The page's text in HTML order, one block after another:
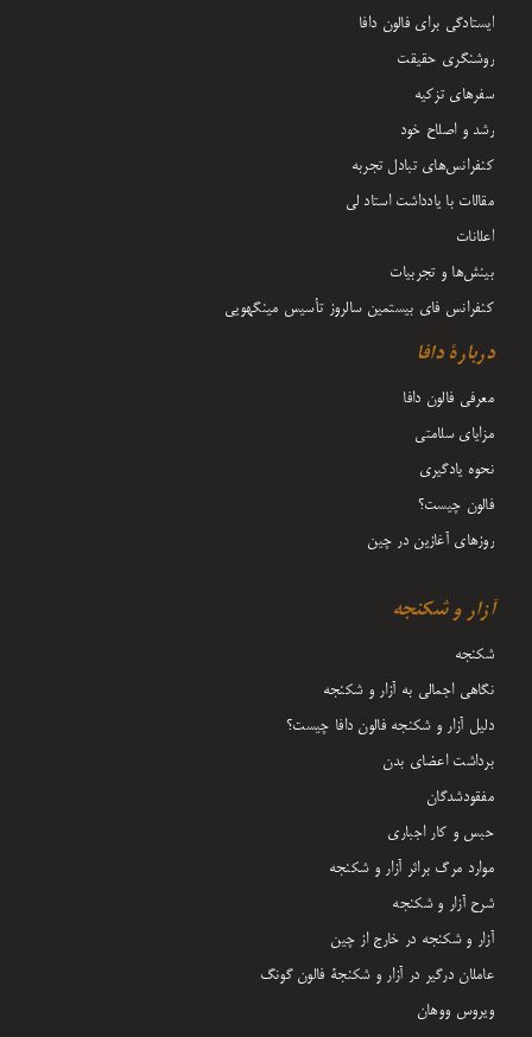
ایستادگی برای فالون دافا
روشنگری حقیقت
سفرهای تزکیه
رشد و اصلاح خود
کنفرانس‌های تبادل تجربه
مقالات با یادداشت‌ استاد لی
اعلانات
بینش‌ها و تجربیات
کنفرانس فای بیستمین سالروز تأسیس مینگهویی
دربارۀ دافا
معرفی فالون دافا
مزایای سلامتی
نحوه یادگیری
فالون چیست؟
روزهای آغازین در چین
آزار و شکنجه
شکنجه
نگاهی اجمالی به آزار و شکنجه
دلیل آزار و شکنجه فالون دافا چیست؟
برداشت اعضای بدن
مفقودشدگان
حبس و کار اجباری
موارد مرگ براثر آزار و شکنجه
شرح آزار و شکنجه
آزار و شکنجه در خارج از چین
عاملان درگیر در آزار و شکنجۀ فالون گونگ
ویروس ووهان